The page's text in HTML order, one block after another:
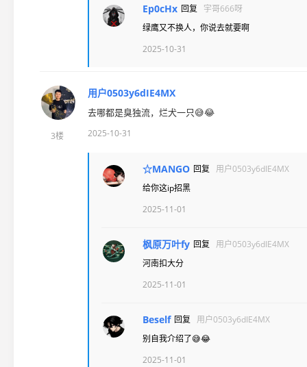
Ep0cHx 回复
宇哥666呀
绿鹰又不换人，你说去就要啊
2025-10-31
3楼
用户0503y6dIE4MX
去哪都是臭独流，烂犬一只😅😂
2025-10-31
☆MANGO 回复
用户0503y6dIE4MX
给你这ip招黑
2025-11-01
枫原万叶fy 回复
用户0503y6dIE4MX
河南扣大分
2025-11-01
Beself 回复
用户0503y6dIE4MX
别自我介绍了😅😂
2025-11-01